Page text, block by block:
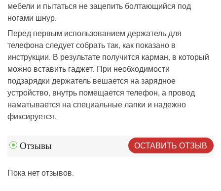
мебели и пытаться не зацепить болтающийся под
ногами шнур.
Перед первым использованием держатель для
телефонаследует собрать так, как показано в
инструкции. В результате получится карман, в который
можно вставить гаджет. При необходимости
подзарядки держатель вешается на зарядное
устройство, внутрь помещается телефон, а провод
наматывается на специальные лапки и надежно
фиксируется.
Отзывы ОСТАВИТЬ ОТЗЫВ
Пока нет отзывов.